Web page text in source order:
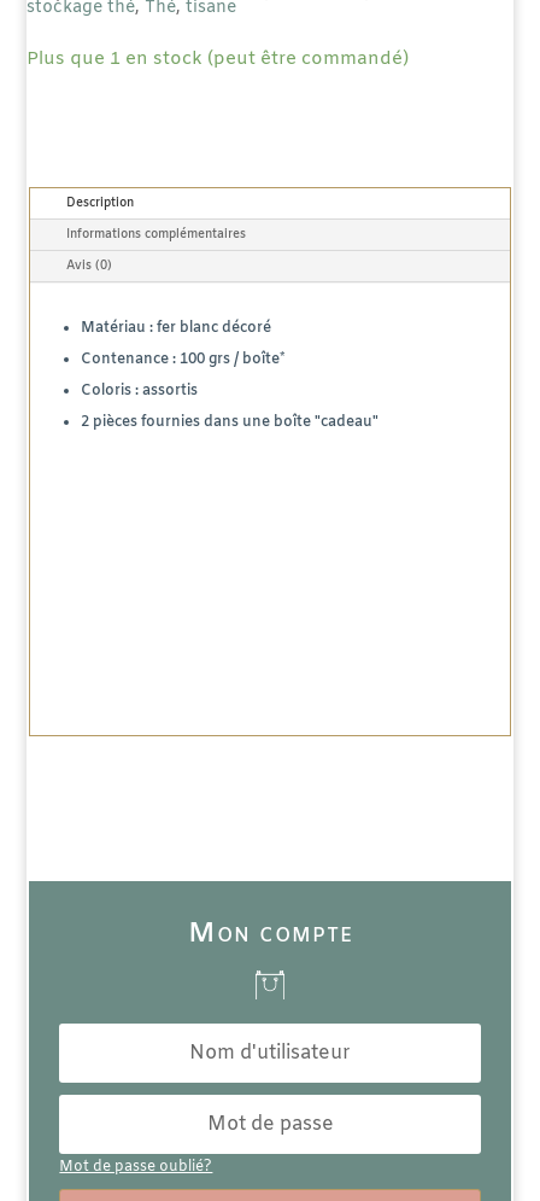
100g
stockage thé, Thé,tisane
Plus que 1 en stock (peut être commandé)
Description
Informations complémentaires
Avis (0)
Matériau : fer blanc décoré
Contenance : 100 grs / boîte*
Coloris : assortis
2 pièces fournies dans une boîte "cadeau"
Mon compte
Mot de passe oublié?